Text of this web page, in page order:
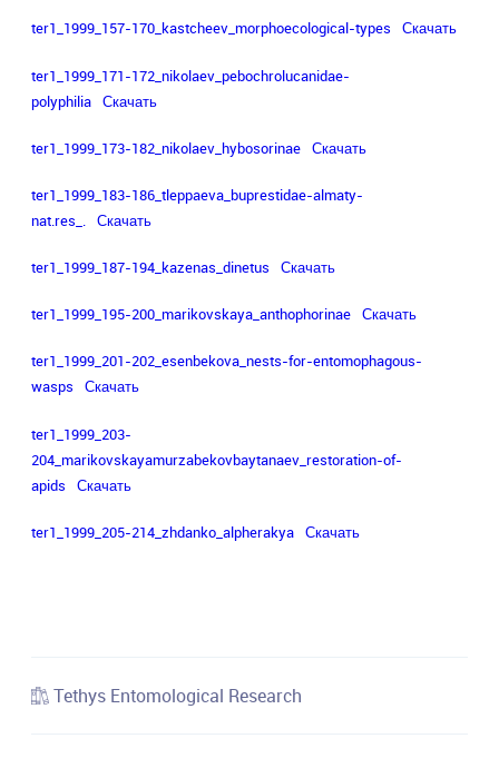
ter1_1999_157-170_kastcheev_morphoecological-types Скачать
ter1_1999_171-172_nikolaev_pebochrolucanidae-
polyphilia Скачать
ter1_1999_173-182_nikolaev_hybosorinae Скачать
ter1_1999_183-186_tleppaeva_buprestidae-almaty-
nat.res_. Скачать
ter1_1999_187-194_kazenas_dinetus Скачать
ter1_1999_195-200_marikovskaya_anthophorinae Скачать
ter1_1999_201-202_esenbekova_nests-for-entomophagous-
wasps
Скачать
ter1_1999_203-
204_marikovskayamurzabekovbaytanaev_restoration-of-
apids
Скачать
ter1_1999_205-214_zhdanko_alpherakya Скачать
Tethys Entomological Research